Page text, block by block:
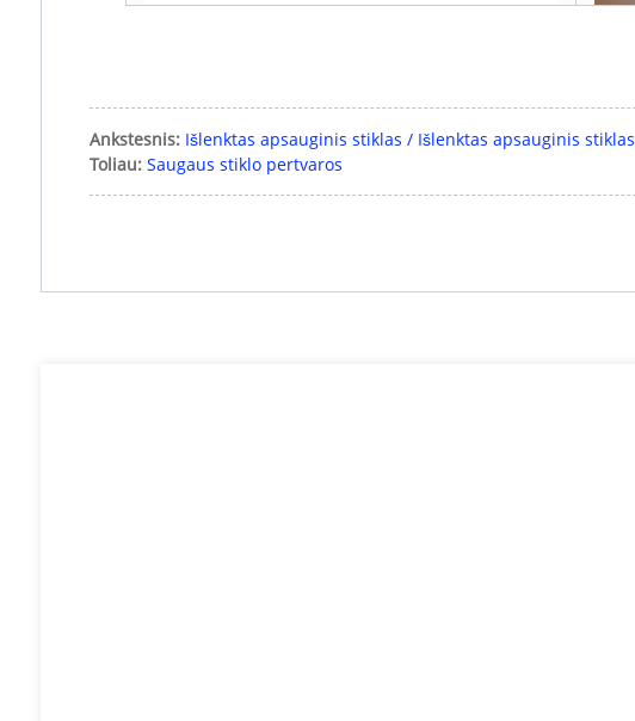
Ankstesnis: Išlenktas apsauginis stiklas / Išlenktas apsauginis stiklas
Toliau: Saugaus stiklo pertvaros